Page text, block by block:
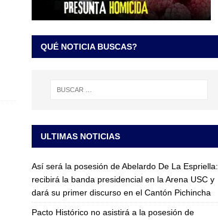
QUÉ NOTICIA BUSCAS?
ULTIMAS NOTICIAS
Así será la posesión de Abelardo De La Espriella:
recibirá la banda presidencial en la Arena USC y
dará su primer discurso en el Cantón Pichincha
Pacto Histórico no asistirá a la posesión de